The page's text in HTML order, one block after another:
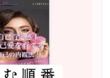
プレッスン 20名様